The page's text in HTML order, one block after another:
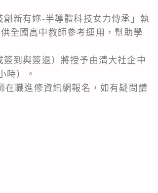
新有妳-半導體科技女力傳承」執
全國高中教師參考運用，幫助學
到與簽退）將授予由清大社企中
時）。
職進修資訊網報名，如有疑問請